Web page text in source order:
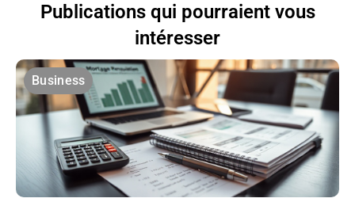
Publications qui pourraient vous
intéresser
Business